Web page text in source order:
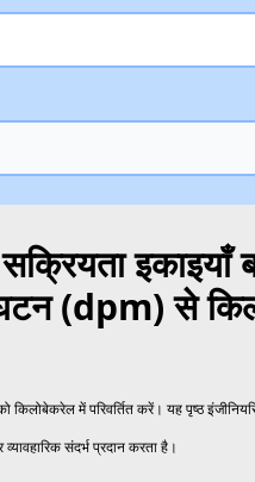
(dpm) से
में परिवर्तित करें। यह पृष्ठ
संदर्भ प्रदान करता है।